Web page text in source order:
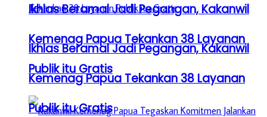
Ikhlas Beramal Jadi Pegangan, Kakanwil
Kemenag Papua Tekankan 38 Layanan
Publik itu Gratis
Ikhlas Beramal Jadi Pegangan, Kakanwil
Kemenag Papua Tekankan 38 Layanan
Publik itu Gratis